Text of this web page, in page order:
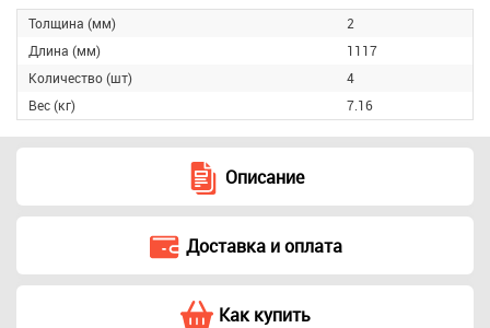
Толщина (мм)
2
Длина (мм)
1117
Количество (шт)
4
Вес (кг)
7.16
Описание
Доставка и оплата
Как купить